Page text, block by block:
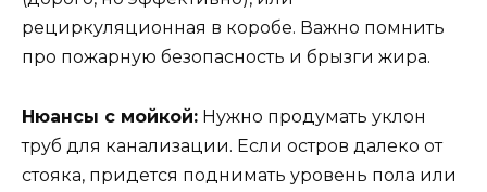
рециркуляционная в коробе. Важно помнить
про пожарную безопасность и брызги жира.
Нюансы с мойкой: Нужно продумать уклон
труб для канализации. Если остров далеко от
стояка, придется поднимать уровень пола или